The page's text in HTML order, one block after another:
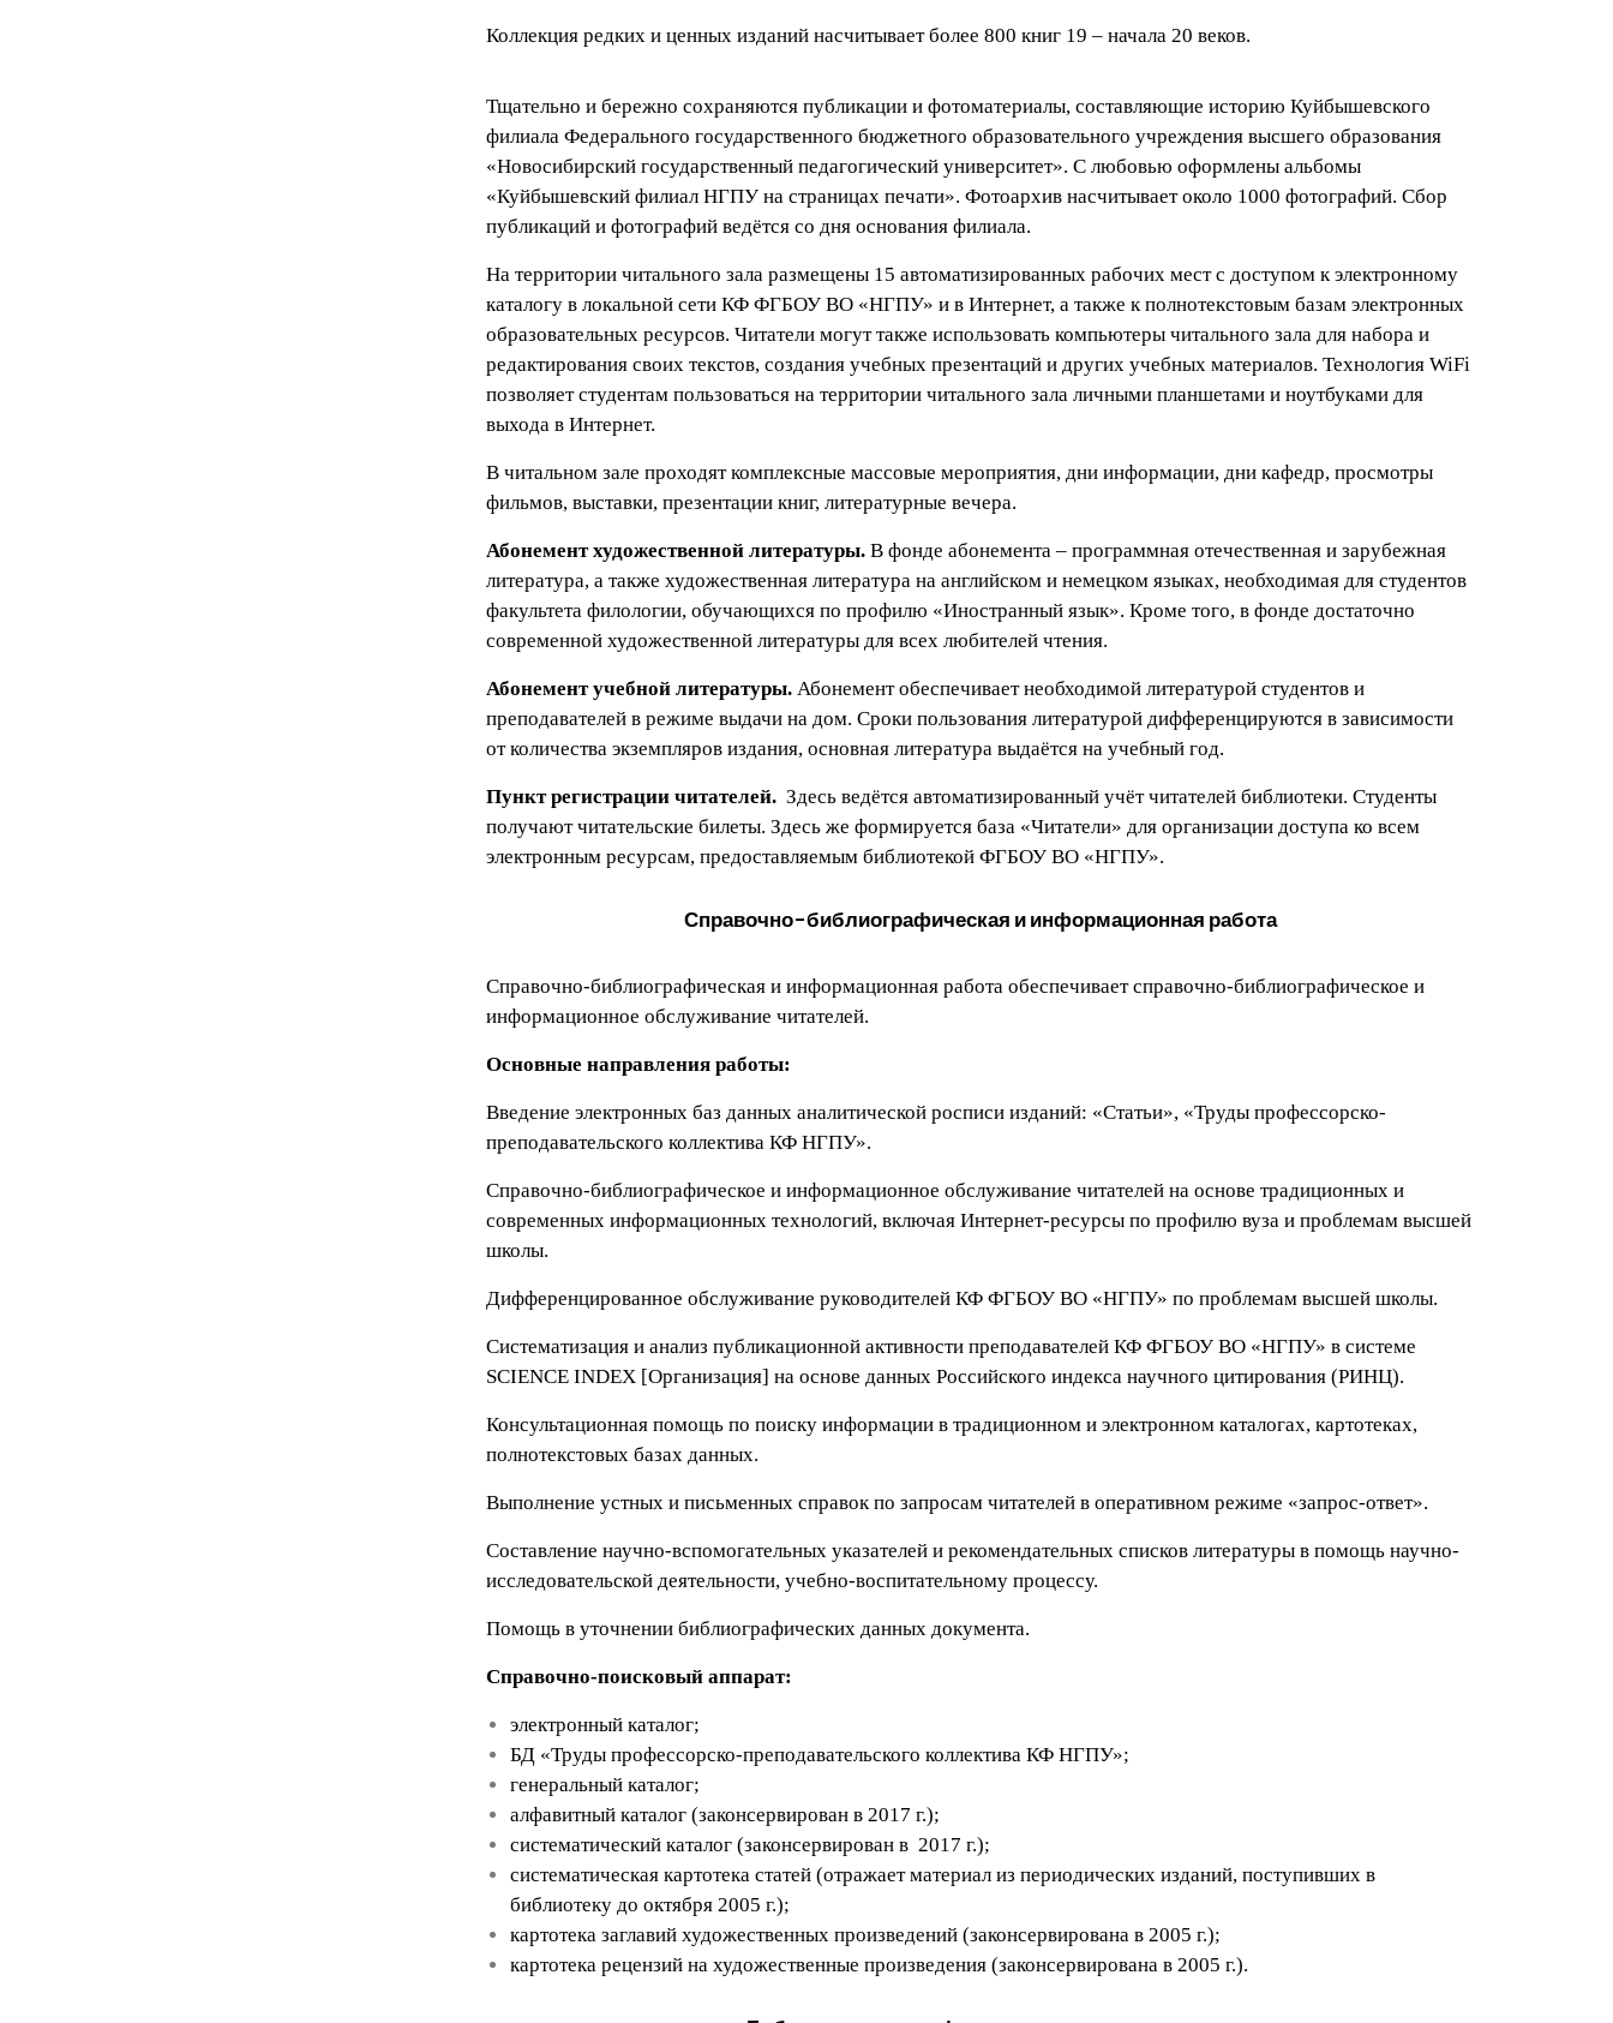
Коллекция редких и ценных изданий насчитывает более 800 книг 19 – начала 20 веков.
Тщательно и бережно сохраняются публикации и фотоматериалы, составляющие историю Куйбышевского
филиала Федерального государственного бюджетного образовательного учреждения высшего образования
«Новосибирский государственный педагогический университет». С любовью оформлены альбомы
«Куйбышевский филиал НГПУ на страницах печати». Фотоархив насчитывает около 1000 фотографий. Сбор
публикаций и фотографий ведётся со дня основания филиала.
На территории читального зала размещены 15 автоматизированных рабочих мест с доступом к электронному
каталогу в локальной сети КФ ФГБОУ ВО «НГПУ» и в Интернет, а также к полнотекстовым базам электронных
образовательных ресурсов. Читатели могут также использовать компьютеры читального зала для набора и
редактирования своих текстов, создания учебных презентаций и других учебных материалов. Технология WiFi
позволяет студентам пользоваться на территории читального зала личными планшетами и ноутбуками для
выхода в Интернет.
В читальном зале проходят комплексные массовые мероприятия, дни информации, дни кафедр, просмотры
фильмов, выставки, презентации книг, литературные вечера.
Абонемент художественной литературы. В фонде абонемента – программная отечественная и зарубежная
литература, а также художественная литература на английском и немецком языках, необходимая для студентов
факультета филологии, обучающихся по профилю «Иностранный язык». Кроме того, в фонде достаточно
современной художественной литературы для всех любителей чтения.
Абонемент учебной литературы. Абонемент обеспечивает необходимой литературой студентов и
преподавателей в режиме выдачи на дом. Сроки пользования литературой дифференцируются в зависимости
от количества экземпляров издания, основная литература выдаётся на учебный год.
Пункт регистрации читателей. Здесь ведётся автоматизированный учёт читателей библиотеки. Студенты
получают читательские билеты. Здесь же формируется база «Читатели» для организации доступа ко всем
электронным ресурсам, предоставляемым библиотекой ФГБОУ ВО «НГПУ».
Справочно-библиографическая и информационная работа
Справочно-библиографическая и информационная работа обеспечивает справочно-библиографическое и
информационное обслуживание читателей.
Основные направления работы:
Введение электронных баз данных аналитической росписи изданий: «Статьи», «Труды профессорско-
преподавательского коллектива КФ НГПУ».
Справочно-библиографическое и информационное обслуживание читателей на основе традиционных и
современных информационных технологий, включая Интернет-ресурсы по профилю вуза и проблемам высшей
школы.
Дифференцированное обслуживание руководителей КФ ФГБОУ ВО «НГПУ» по проблемам высшей школы.
Систематизация и анализ публикационной активности преподавателей КФ ФГБОУ ВО «НГПУ» в системе
SCIENCE INDEX [Организация] на основе данных Российского индекса научного цитирования (РИНЦ).
Консультационная помощь по поиску информации в традиционном и электронном каталогах, картотеках,
полнотекстовых базах данных.
Выполнение устных и письменных справок по запросам читателей в оперативном режиме «запрос-ответ».
Составление научно-вспомогательных указателей и рекомендательных списков литературы в помощь научно-
исследовательской деятельности, учебно-воспитательному процессу.
Помощь в уточнении библиографических данных документа.
Справочно-поисковый аппарат:
электронный каталог;
БД «Труды профессорско-преподавательского коллектива КФ НГПУ»;
генеральный каталог;
алфавитный каталог (законсервирован в 2017 г.);
систематический каталог (законсервирован в 2017 г.);
систематическая картотека статей (отражает материал из периодических изданий, поступивших в
библиотеку до октября 2005 г.);
картотека заглавий художественных произведений (законсервирована в 2005 г.);
картотека рецензий на художественные произведения (законсервирована в 2005 г.).